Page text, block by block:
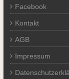
Facebook
Kontakt
AGB
Impressum